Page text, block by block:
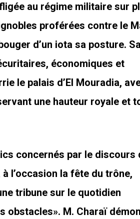
au régime militaire sur
proférées contre le
d’un iota sa posture.
économiques et
le palais d’El Mouradia,
une hauteur royale et
concernés par le discours
l’occasion la fête du trône,
tribune sur le quotidien
obstacles». M. Charaï